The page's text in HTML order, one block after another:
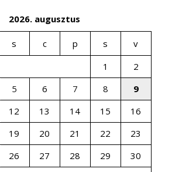
2026. augusztus
s c p s
v
1
2
5 6 7 8
9
12 13 14 15
16
19 20 21 22
23
26 27 28 29
30